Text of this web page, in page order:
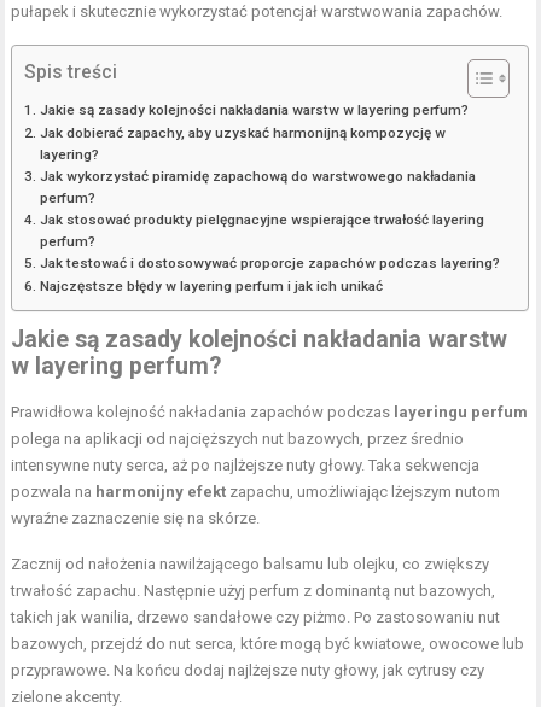
pułapek i skutecznie wykorzystać potencjał warstwowania zapachów.
Spis treści
Jakie są zasady kolejności nakładania warstw w layering perfum?
Jak dobierać zapachy, aby uzyskać harmonijną kompozycję w
layering?
Jak wykorzystać piramidę zapachową do warstwowego nakładania
perfum?
Jak stosować produkty pielęgnacyjne wspierające trwałość layering
perfum?
Jak testować i dostosowywać proporcje zapachów podczas layering?
Najczęstsze błędy w layering perfum i jak ich unikać
Jakie są zasady kolejności nakładania warstw
w layering perfum?
Prawidłowa kolejność nakładania zapachów podczas layeringu perfum
polega na aplikacji od najcięższych nut bazowych, przez średnio
intensywne nuty serca, aż po najlżejsze nuty głowy. Taka sekwencja
pozwala na harmonijny efekt zapachu, umożliwiając lżejszym nutom
wyraźne zaznaczenie się na skórze.
Zacznij od nałożenia nawilżającego balsamu lub olejku, co zwiększy
trwałość zapachu. Następnie użyj perfum z dominantą nut bazowych,
takich jak wanilia, drzewo sandałowe czy piżmo. Po zastosowaniu nut
bazowych, przejdź do nut serca, które mogą być kwiatowe, owocowe lub
przyprawowe. Na końcu dodaj najlżejsze nuty głowy, jak cytrusy czy
zielone akcenty.